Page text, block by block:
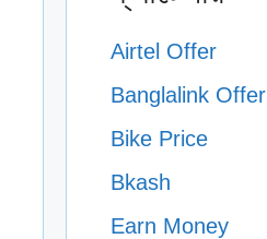
Airtel Offer
Banglalink Offer
Bike Price
Bkash
Earn Money